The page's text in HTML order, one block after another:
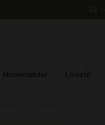
Havemøbler Livsstil